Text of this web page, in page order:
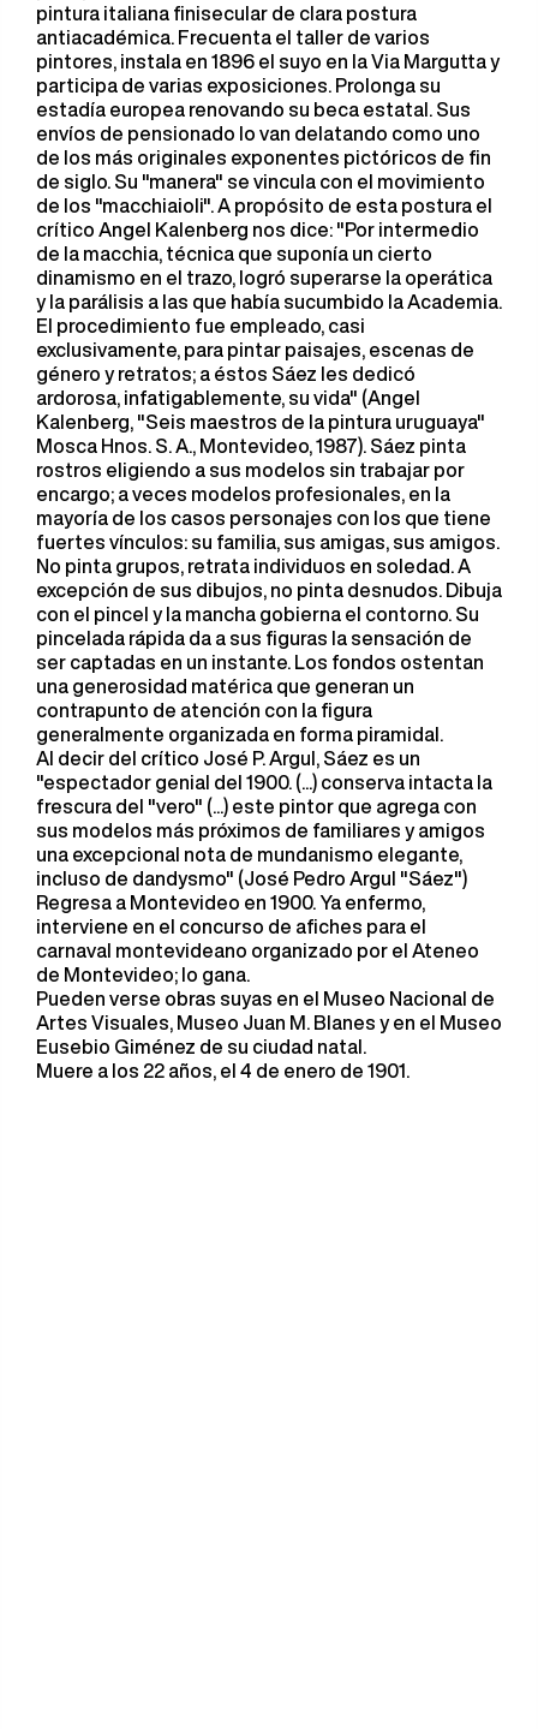
pintura italiana finisecular de clara postura
antiacadémica. Frecuenta el taller de varios
pintores, instala en 1896 el suyo en la Via Margutta y
participa de varias exposiciones. Prolonga su
estadía europea renovando su beca estatal. Sus
envíos de pensionado lo van delatando como uno
de los más originales exponentes pictóricos de fin
de siglo. Su "manera" se vincula con el movimiento
de los "macchiaioli". A propósito de esta postura el
crítico Angel Kalenberg nos dice: "Por intermedio
de la macchia, técnica que suponía un cierto
dinamismo en el trazo, logró superarse la operática
y la parálisis a las que había sucumbido la Academia.
El procedimiento fue empleado, casi
exclusivamente, para pintar paisajes, escenas de
género y retratos; a éstos Sáez les dedicó
ardorosa, infatigablemente, su vida" (Angel
Kalenberg, "Seis maestros de la pintura uruguaya"
Mosca Hnos. S. A., Montevideo, 1987). Sáez pinta
rostros eligiendo a sus modelos sin trabajar por
encargo; a veces modelos profesionales, en la
mayoría de los casos personajes con los que tiene
fuertes vínculos: su familia, sus amigas, sus amigos.
No pinta grupos, retrata individuos en soledad. A
excepción de sus dibujos, no pinta desnudos. Dibuja
con el pincel y la mancha gobierna el contorno. Su
pincelada rápida da a sus figuras la sensación de
ser captadas en un instante. Los fondos ostentan
una generosidad matérica que generan un
contrapunto de atención con la figura
generalmente organizada en forma piramidal.
Al decir del crítico José P. Argul, Sáez es un
"espectador genial del 1900. (...) conserva intacta la
frescura del "vero" (...) este pintor que agrega con
sus modelos más próximos de familiares y amigos
una excepcional nota de mundanismo elegante,
incluso de dandysmo" (José Pedro Argul "Sáez")
Regresa a Montevideo en 1900. Ya enfermo,
interviene en el concurso de afiches para el
carnaval montevideano organizado por el Ateneo
de Montevideo; lo gana.
Pueden verse obras suyas en el Museo Nacional de
Artes Visuales, Museo Juan M. Blanes y en el Museo
Eusebio Giménez de su ciudad natal.
Muere a los 22 años, el 4 de enero de 1901.